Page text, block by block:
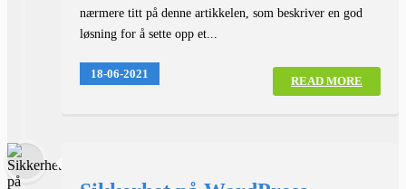
nærmere titt på denne artikkelen, som beskriver en god
løsning for å sette opp et...
READ MORE
18-06-2021